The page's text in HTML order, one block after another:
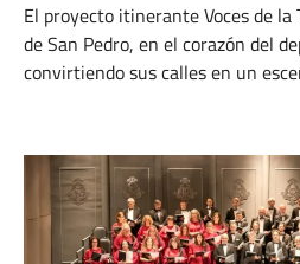
El proyecto itinerante Voces de
de San Pedro, en el corazón del
convirtiendo sus calles en un